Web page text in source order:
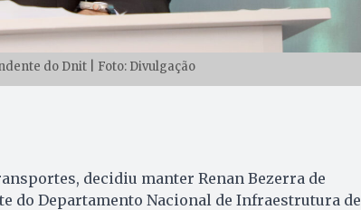
do Dnit | Foto: Divulgação
decidiu manter Renan Bezerra de
do Departamento Nacional de Infraestrutura de